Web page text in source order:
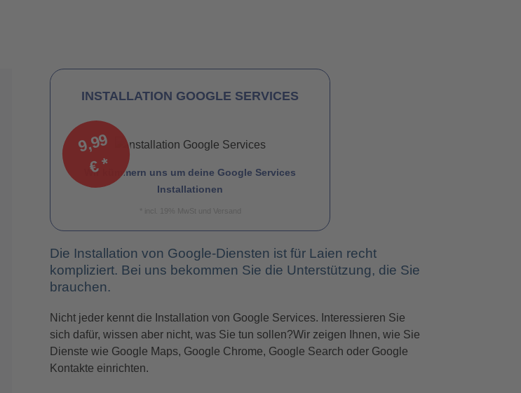
INSTALLATION GOOGLE SERVICES
9,
9
9
€
*
Wir kümmern uns um deine Google Services
Installationen
* incl. 19% MwSt und Versand
Die Installation von Google-Diensten ist für Laien recht
kompliziert. Bei uns bekommen Sie die Unterstützung, die Sie
brauchen.
Nicht jeder kennt die Installation von Google Services. Interessieren Sie
sich dafür, wissen aber nicht, was Sie tun sollen?Wir zeigen Ihnen, wie Sie
Dienste wie Google Maps, Google Chrome, Google Search oder Google
Kontakte einrichten.